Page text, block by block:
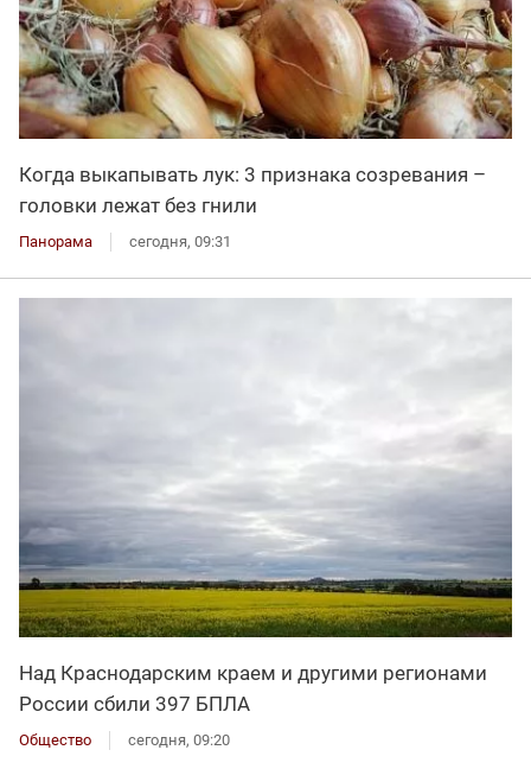
Когда выкапывать лук: 3 признака созревания –
головки лежат без гнили
Панорама сегодня, 09:31
Над Краснодарским краем и другими регионами
России сбили 397 БПЛА
Общество сегодня, 09:20